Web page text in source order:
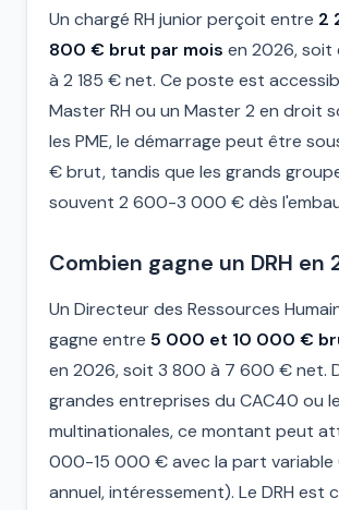
Un chargé RH junior perçoit entre 2
800 € brut par mois en 2026, soit
à 2 185 € net. Ce poste est
Master RH ou un Master 2 en droit
les PME, le démarrage peut être
€ brut, tandis que les grands
souvent 2 600-3 000 € dès
Combien gagne un DRH en
Un Directeur des Ressources
gagne entre 5 000 et 10 000 €
en 2026, soit 3 800 à 7 600 € net.
grandes entreprises du CAC40 ou
multinationales, ce montant peut
000-15 000 € avec la part variable
annuel, intéressement). Le DRH est